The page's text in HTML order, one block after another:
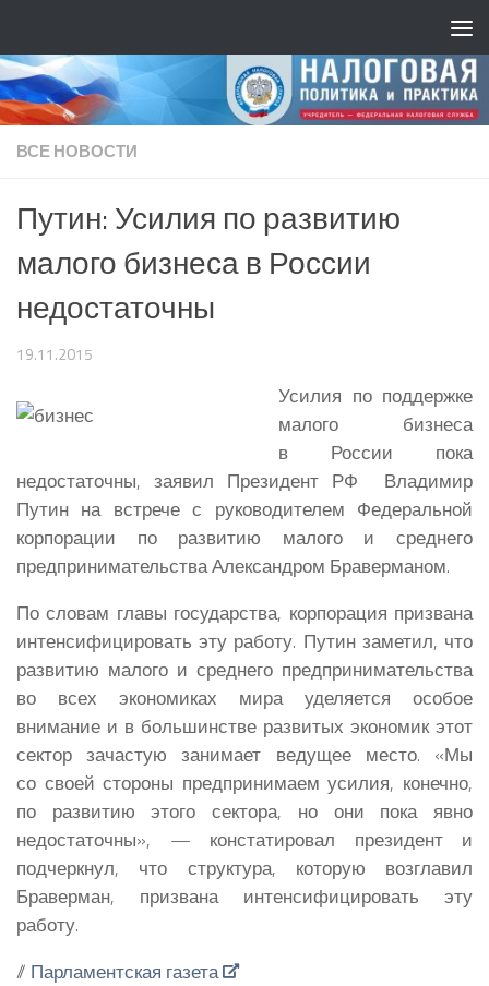
ВСЕ НОВОСТИ
Путин: Усилия по развитию
малого бизнеса в России
недостаточны
19.11.2015
Усилия по поддержке
малого бизнеса
в России пока
недостаточны, заявил Президент РФ Владимир
Путин на встрече с руководителем Федеральной
корпорации по развитию малого и среднего
предпринимательства Александром Браверманом.
По словам главы государства, корпорация призвана
интенсифицировать эту работу. Путин заметил, что
развитию малого и среднего предпринимательства
во всех экономиках мира уделяется особое
внимание и в большинстве развитых экономик этот
сектор зачастую занимает ведущее место. «Мы
со своей стороны предпринимаем усилия, конечно,
по развитию этого сектора, но они пока явно
недостаточны», — констатировал президент и
подчеркнул, что структура, которую возглавил
Браверман, призвана интенсифицировать эту
работу.
// Парламентская газета